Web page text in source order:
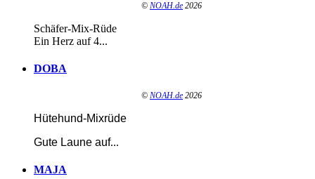
© NOAH.de 2026
Schäfer-Mix-Rüde
Ein Herz auf 4...
DOBA
© NOAH.de 2026
Hütehund-Mixrüde
Gute Laune auf...
MAJA